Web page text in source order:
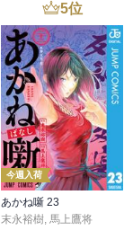
5位
今週入荷
あかね噺 23
末永裕樹, 馬上鷹将